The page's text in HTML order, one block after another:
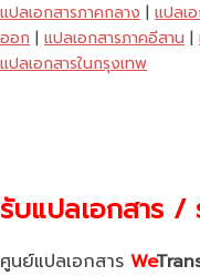
แปลเอกสารภาคกลาง | แปลเ
ออก | แปลเอกสารภาคอีสาน |
แปลเอกสารในกรุงเทพ
รับแปลเอกสาร /
ศูนย์แปลเอกสาร We